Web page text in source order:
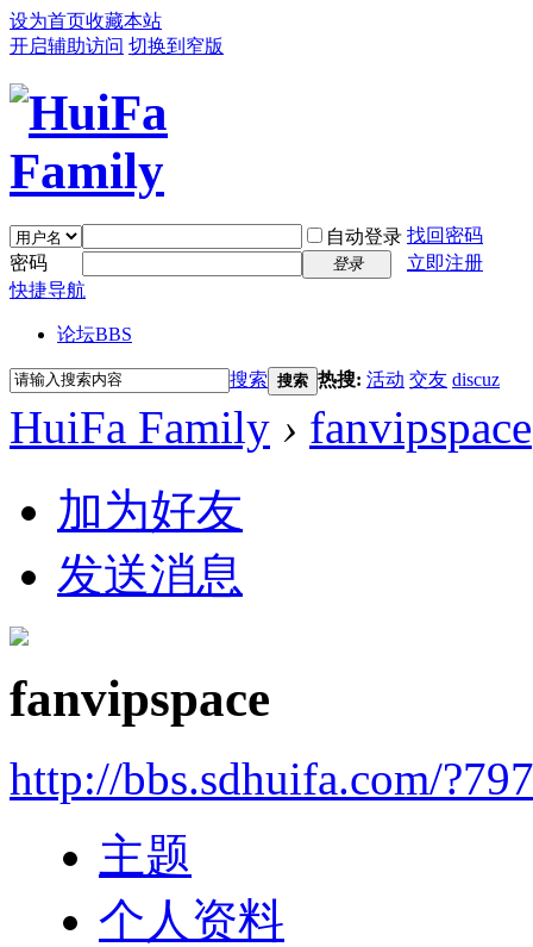
设为首页收藏本站
开启辅助访问 切换到窄版
自动登录 找回密码
密码
登录
立即注册
快捷导航
论坛BBS
搜索 搜索 热搜: 活动 交友 discuz
HuiFa Family › fanvipspace
加为好友
发送消息
fanvipspace
http://bbs.sdhuifa.com/
主题
个人资料